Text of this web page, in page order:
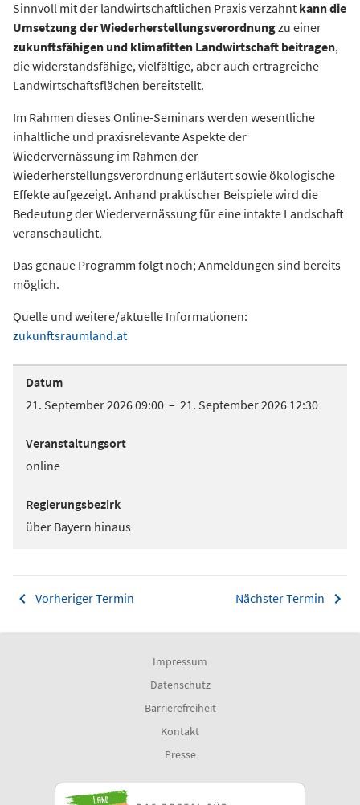
Sinnvoll mit der landwirtschaftlichen Praxis verzahnt kann die
Umsetzung der Wiederherstellungsverordnungzu einer
zukunftsfähigen und klimafitten Landwirtschaft beitragen,
die widerstandsfähige, vielfältige, aber auch ertragreiche
Landwirtschaftsflächen bereitstellt.
Im Rahmen dieses Online-Seminars werden wesentliche
inhaltliche und praxisrelevante Aspekte der
Wiedervernässung im Rahmen der
Wiederherstellungsverordnung erläutert sowie ökologische
Effekte aufgezeigt. Anhand praktischer Beispiele wird die
Bedeutung der Wiedervernässung für eine intakte Landschaft
veranschaulicht.
Das genaue Programm folgt noch; Anmeldungen sind bereits
möglich.
Quelle und weitere/aktuelle Informationen:
zukunftsraumland.at
Datum
21. September 2026 09:00 – 21. September 2026 12:30
Veranstaltungsort
online
Regierungsbezirk
über Bayern hinaus
Vorheriger Termin Nächster Termin
Impressum
Datenschutz
Barrierefreiheit
Kontakt
Presse